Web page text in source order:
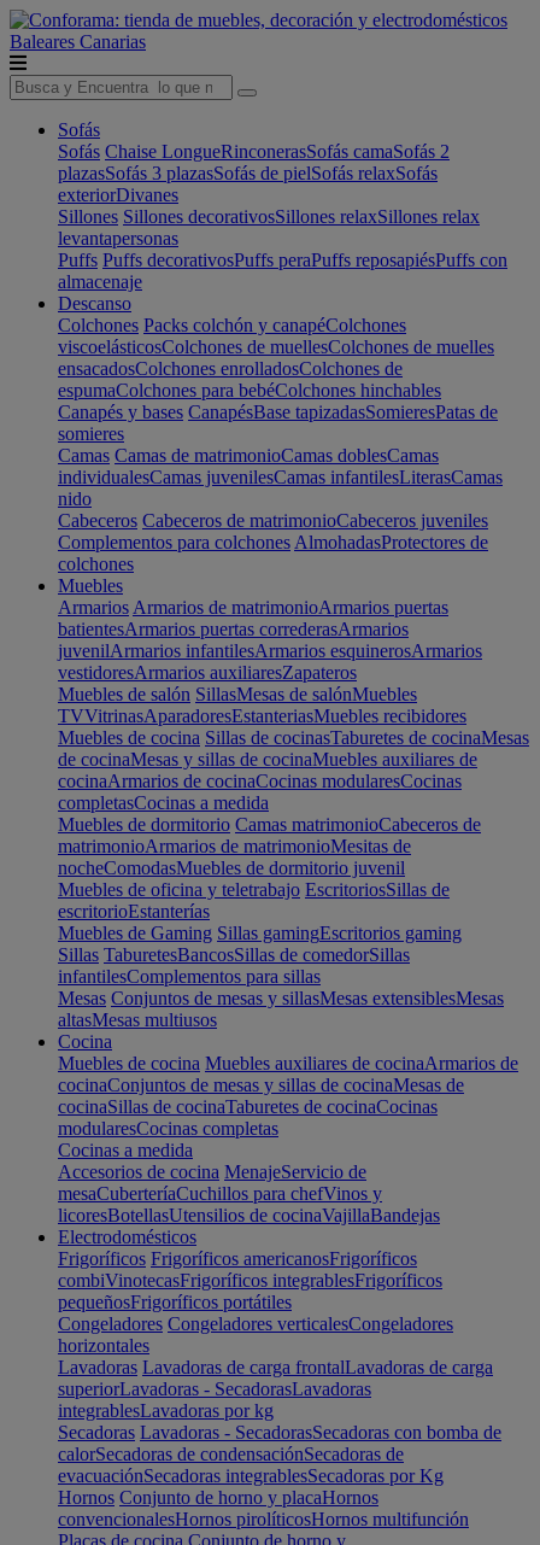
Baleares Canarias
Sofás
Sofás Chaise LongueRinconerasSofás camaSofás 2
plazasSofás 3 plazasSofás de pielSofás relaxSofás
exteriorDivanes
Sillones Sillones decorativosSillones relaxSillones relax
levantapersonas
Puffs Puffs decorativosPuffs peraPuffs reposapiésPuffs con
almacenaje
Descanso
Colchones Packs colchón y canapéColchones
viscoelásticosColchones de muellesColchones de muelles
ensacadosColchones enrolladosColchones de
espumaColchones para bebéColchones hinchables
Canapés y bases CanapésBase tapizadasSomieresPatas de
somieres
Camas Camas de matrimonioCamas doblesCamas
individualesCamas juvenilesCamas infantilesLiterasCamas
nido
Cabeceros Cabeceros de matrimonioCabeceros juveniles
Complementos para colchones AlmohadasProtectores de
colchones
Muebles
Armarios Armarios de matrimonioArmarios puertas
batientesArmarios puertas correderasArmarios
juvenilArmarios infantilesArmarios esquinerosArmarios
vestidoresArmarios auxiliaresZapateros
Muebles de salón SillasMesas de salónMuebles
TVVitrinasAparadoresEstanteriasMuebles recibidores
Muebles de cocina Sillas de cocinasTaburetes de cocinaMesas
de cocinaMesas y sillas de cocinaMuebles auxiliares de
cocinaArmarios de cocinaCocinas modularesCocinas
completasCocinas a medida
Muebles de dormitorio Camas matrimonioCabeceros de
matrimonioArmarios de matrimonioMesitas de
nocheComodasMuebles de dormitorio juvenil
Muebles de oficina y teletrabajo EscritoriosSillas de
escritorioEstanterías
Muebles de Gaming Sillas gamingEscritorios gaming
Sillas TaburetesBancosSillas de comedorSillas
infantilesComplementos para sillas
Mesas Conjuntos de mesas y sillasMesas extensiblesMesas
altasMesas multiusos
Cocina
Muebles de cocina Muebles auxiliares de cocinaArmarios de
cocinaConjuntos de mesas y sillas de cocinaMesas de
cocinaSillas de cocinaTaburetes de cocinaCocinas
modularesCocinas completas
Cocinas a medida
Accesorios de cocina MenajeServicio de
mesaCuberteríaCuchillos para chefVinos y
licoresBotellasUtensilios de cocinaVajillaBandejas
Electrodomésticos
Frigoríficos Frigoríficos americanosFrigoríficos
combiVinotecasFrigoríficos integrablesFrigoríficos
pequeñosFrigoríficos portátiles
Congeladores Congeladores verticalesCongeladores
horizontales
Lavadoras Lavadoras de carga frontalLavadoras de carga
superiorLavadoras - SecadorasLavadoras
integrablesLavadoras por kg
Secadoras Lavadoras - SecadorasSecadoras con bomba de
calorSecadoras de condensaciónSecadoras de
evacuaciónSecadoras integrablesSecadoras por Kg
Hornos Conjunto de horno y placaHornos
convencionalesHornos pirolíticosHornos multifunción
Placas de cocina Conjunto de horno y